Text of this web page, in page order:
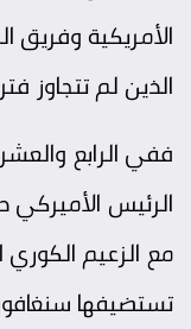
الأمريكية وفريق
الذين لم تتجاوز
ففي الرابع
الرئيس الأميركي
مع الزعيم